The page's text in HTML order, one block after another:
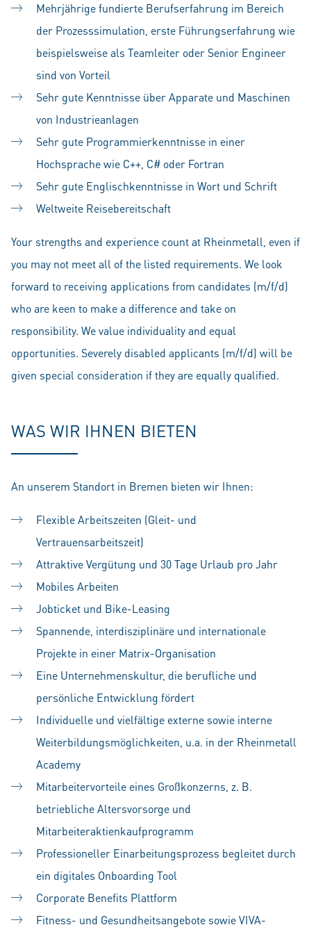
Mehrjährige fundierte Berufserfahrung im Bereich
der Prozesssimulation, erste Führungserfahrung wie
beispielsweise als Teamleiter oder Senior Engineer
sind von Vorteil
Sehr gute Kenntnisse über Apparate und Maschinen
von Industrieanlagen
Sehr gute Programmierkenntnisse in einer
Hochsprache wie C++, C# oder Fortran
Sehr gute Englischkenntnisse in Wort und Schrift
Weltweite Reisebereitschaft
Your strengths and experience count at Rheinmetall, even if
you may not meet all of the listed requirements. We look
forward to receiving applications from candidates (m/f/d)
who are keen to make a difference and take on
responsibility. We value individuality and equal
opportunities. Severely disabled applicants (m/f/d) will be
given special consideration if they are equally qualified.
WAS WIR IHNEN BIETEN
An unserem Standort in Bremen bieten wir Ihnen:
Flexible Arbeitszeiten (Gleit- und
Vertrauensarbeitszeit)
Attraktive Vergütung und 30 Tage Urlaub pro Jahr
Mobiles Arbeiten
Jobticket und Bike-Leasing
Spannende, interdisziplinäre und internationale
Projekte in einer Matrix-Organisation
Eine Unternehmenskultur, die berufliche und
persönliche Entwicklung fördert
Individuelle und vielfältige externe sowie interne
Weiterbildungsmöglichkeiten, u.a. in der Rheinmetall
Academy
Mitarbeitervorteile eines Großkonzerns, z. B.
betriebliche Altersvorsorge und
Mitarbeiteraktienkaufprogramm
Professioneller Einarbeitungsprozess begleitet durch
ein digitales Onboarding Tool
Corporate Benefits Plattform
Fitness- und Gesundheitsangebote sowie VIVA-